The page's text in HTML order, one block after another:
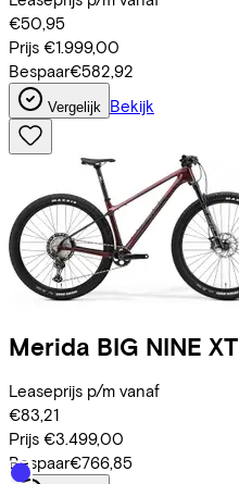
€50,95
Prijs €1.999,00
Bespaar€582,92
Vergelijk Bekijk
Merida BIG NINE XT
Leaseprijs p/m vanaf
€83,21
Prijs €3.499,00
Bespaar€766,85